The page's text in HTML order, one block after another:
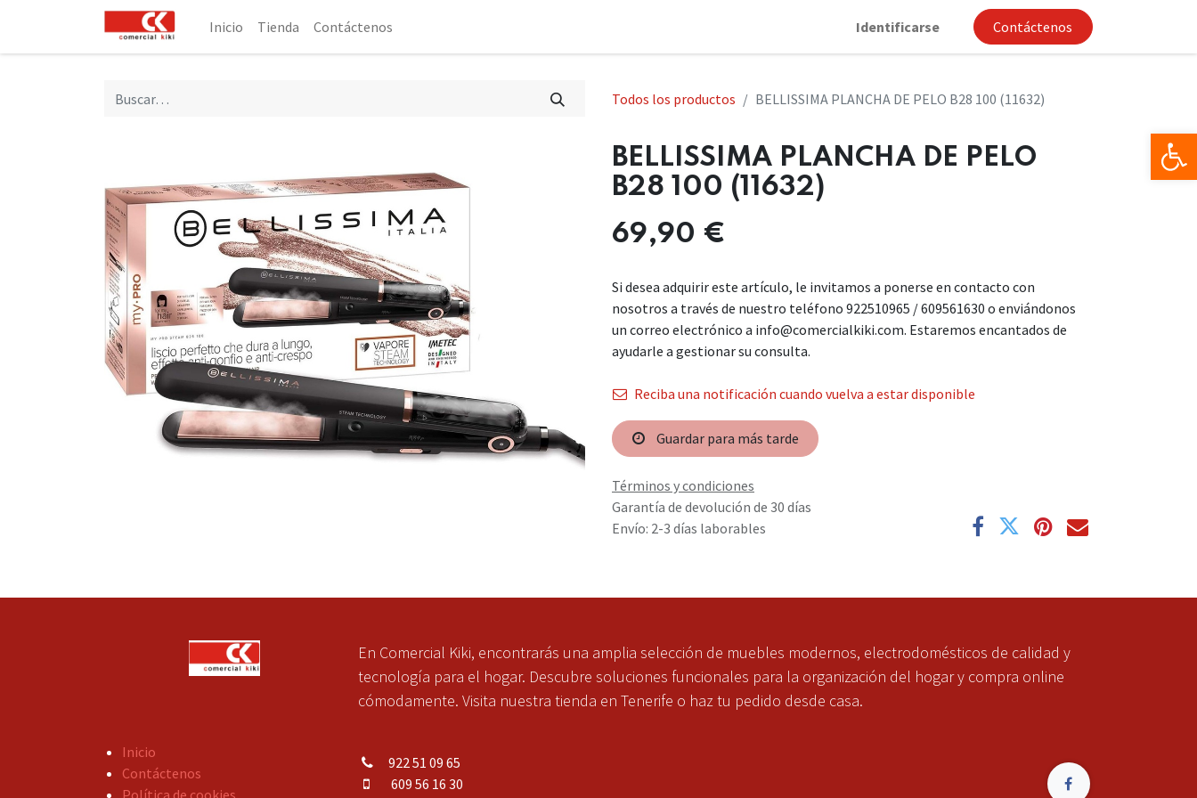
Inicio Tienda Contáctenos Identificarse Contáctenos
Todos los productos BELLISSIMA PLANCHA DE PELO B28 100 (11632)
BELLISSIMA PLANCHA DE PELO
B28 100 (11632)
69,90 €
Si desea adquirir este artículo, le invitamos a ponerse en contacto con
nosotros a través de nuestro teléfono 922510965 / 609561630 o enviándonos
un correo electrónico a info@comercialkiki.com. Estaremos encantados de
ayudarle a gestionar su consulta.
Reciba una notificación cuando vuelva a estar disponible
Guardar para más tarde
Términos y condiciones
Garantía de devolución de 30 días
Envío: 2-3 días laborables
En Comercial Kiki, encontrarás una amplia selección de muebles modernos, electrodomésticos de calidad y
tecnología para el hogar. Descubre soluciones funcionales para la organización del hogar y compra online
cómodamente. Visita nuestra tienda en Tenerife o haz tu pedido desde casa.
Inicio
Contáctenos
Política de cookies
922 51 09 65
609 56 16 30